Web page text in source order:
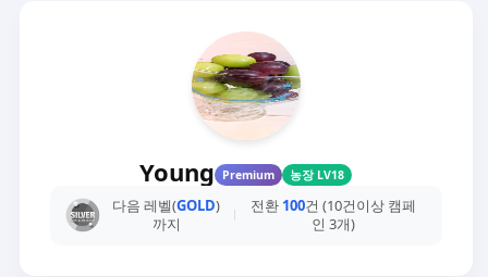
Young Premium 농장 LV18
다음 레벨(GOLD)
까지
전환 100건 (10건이상 캠페
인 3개)